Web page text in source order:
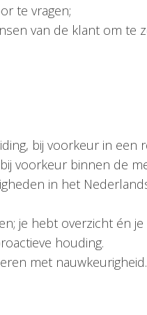
te vragen;
van de klant om te
bij voorkeur in
voorkeur binnen de
in het
je hebt overzicht én
houding.
met nauwkeurigheid.